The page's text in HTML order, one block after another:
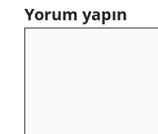
Yorum yapın